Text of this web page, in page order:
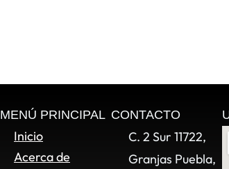
MENÚ PRINCIPAL
Inicio
Acerca de
CONTACTO
C. 2 Sur 11722,
Granjas Puebla,